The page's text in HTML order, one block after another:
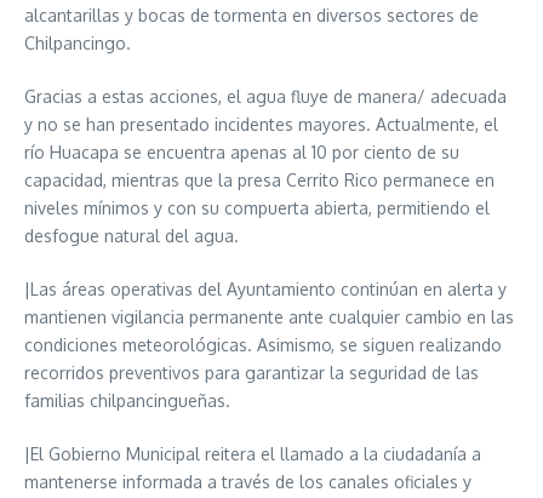
alcantarillas y bocas de tormenta en diversos sectores de
Chilpancingo.
Gracias a estas acciones, el agua fluye de manera/ adecuada
y no se han presentado incidentes mayores. Actualmente, el
río Huacapa se encuentra apenas al 10 por ciento de su
capacidad, mientras que la presa Cerrito Rico permanece en
niveles mínimos y con su compuerta abierta, permitiendo el
desfogue natural del agua.
|Las áreas operativas del Ayuntamiento continúan en alerta y
mantienen vigilancia permanente ante cualquier cambio en las
condiciones meteorológicas. Asimismo, se siguen realizando
recorridos preventivos para garantizar la seguridad de las
familias chilpancingueñas.
|El Gobierno Municipal reitera el llamado a la ciudadanía a
mantenerse informada a través de los canales oficiales y